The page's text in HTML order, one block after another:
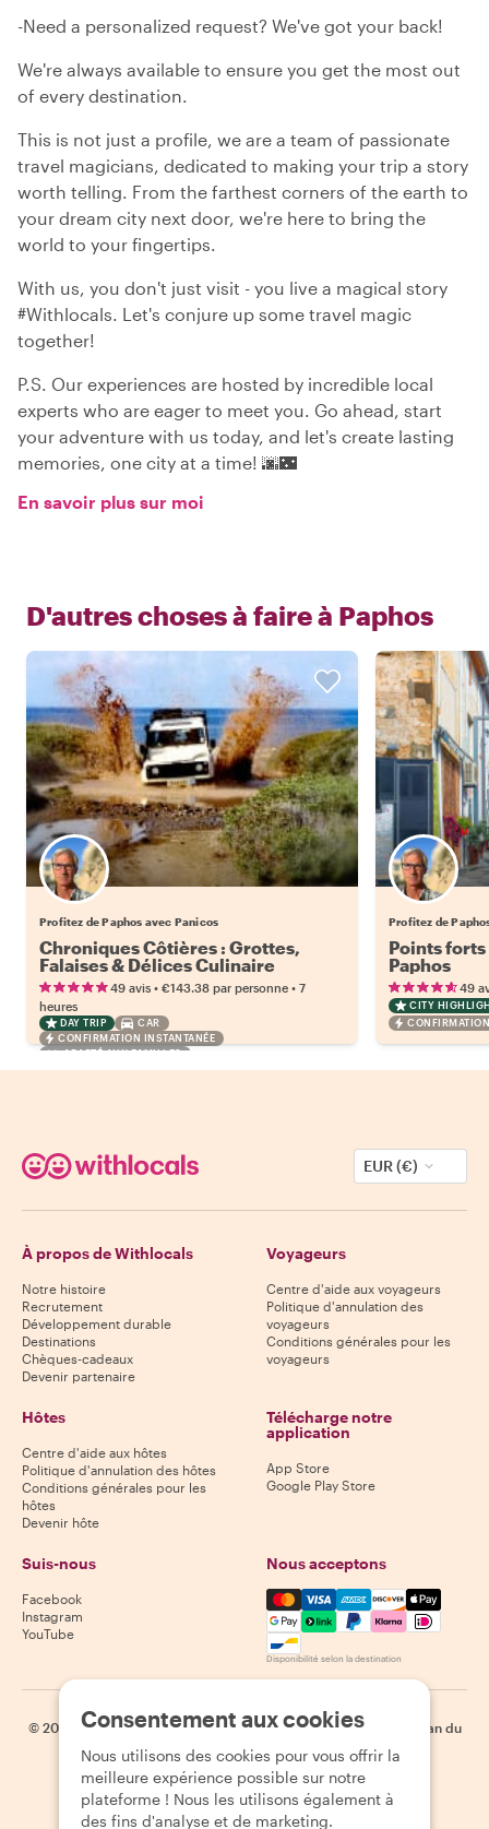
-Need a personalized request? We've got your back!
We're always available to ensure you get the most out
of every destination.
This is not just a profile, we are a team of passionate
travel magicians, dedicated to making your trip a story
worth telling. From the farthest corners of the earth to
your dream city next door, we're here to bring the
world to your fingertips.
With us, you don't just visit - you live a magical story
#Withlocals. Let's conjure up some travel magic
together!
P.S. Our experiences are hosted by incredible local
experts who are eager to meet you. Go ahead, start
your adventure with us today, and let's create lasting
memories, one city at a time! 🌆🌃
En savoir plus sur moi
D'autres choses à faire à Paphos
Profitez de Paphos avec Panicos
Chroniques Côtières : Grottes,
Falaises & Délices Culinaire
49 avis • €143.38 par personne • 7
heures
DAY TRIP
CAR
CONFIRMATION INSTANTANÉE
ADAPTÉ AUX FAMILLES
Profitez de
Points
Paphos
49
CITY
EUR (€)
À propos de Withlocals
Notre histoire
Recrutement
Développement durable
Destinations
Chèques-cadeaux
Devenir partenaire
Voyageurs
Centre d'aide aux voyageurs
Politique d'annulation des
voyageurs
Conditions générales pour les
voyageurs
Hôtes
Centre d'aide aux hôtes
Politique d'annulation des hôtes
Conditions générales pour les
hôtes
Devenir hôte
Télécharge notre
application
App Store
Google Play Store
Suis-nous
Facebook
Instagram
YouTube
Nous acceptons
Mastercard, Visa, Amex,
Disponibilité selon la destination
© 2026 Withlocals.com | Politique de confidentialité | Cookies
Plan du
site
Consentement aux cookies
Nous utilisons des cookies pour vous offrir la
meilleure expérience possible sur notre
plateforme ! Nous les utilisons également à
des fins d'analyse et de marketing.